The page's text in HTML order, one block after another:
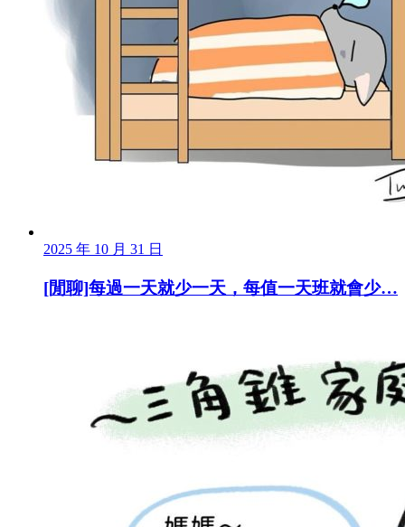
2025 年 10 月 31 日
[閒聊]每過一天就少一天，每值一天班就會少…